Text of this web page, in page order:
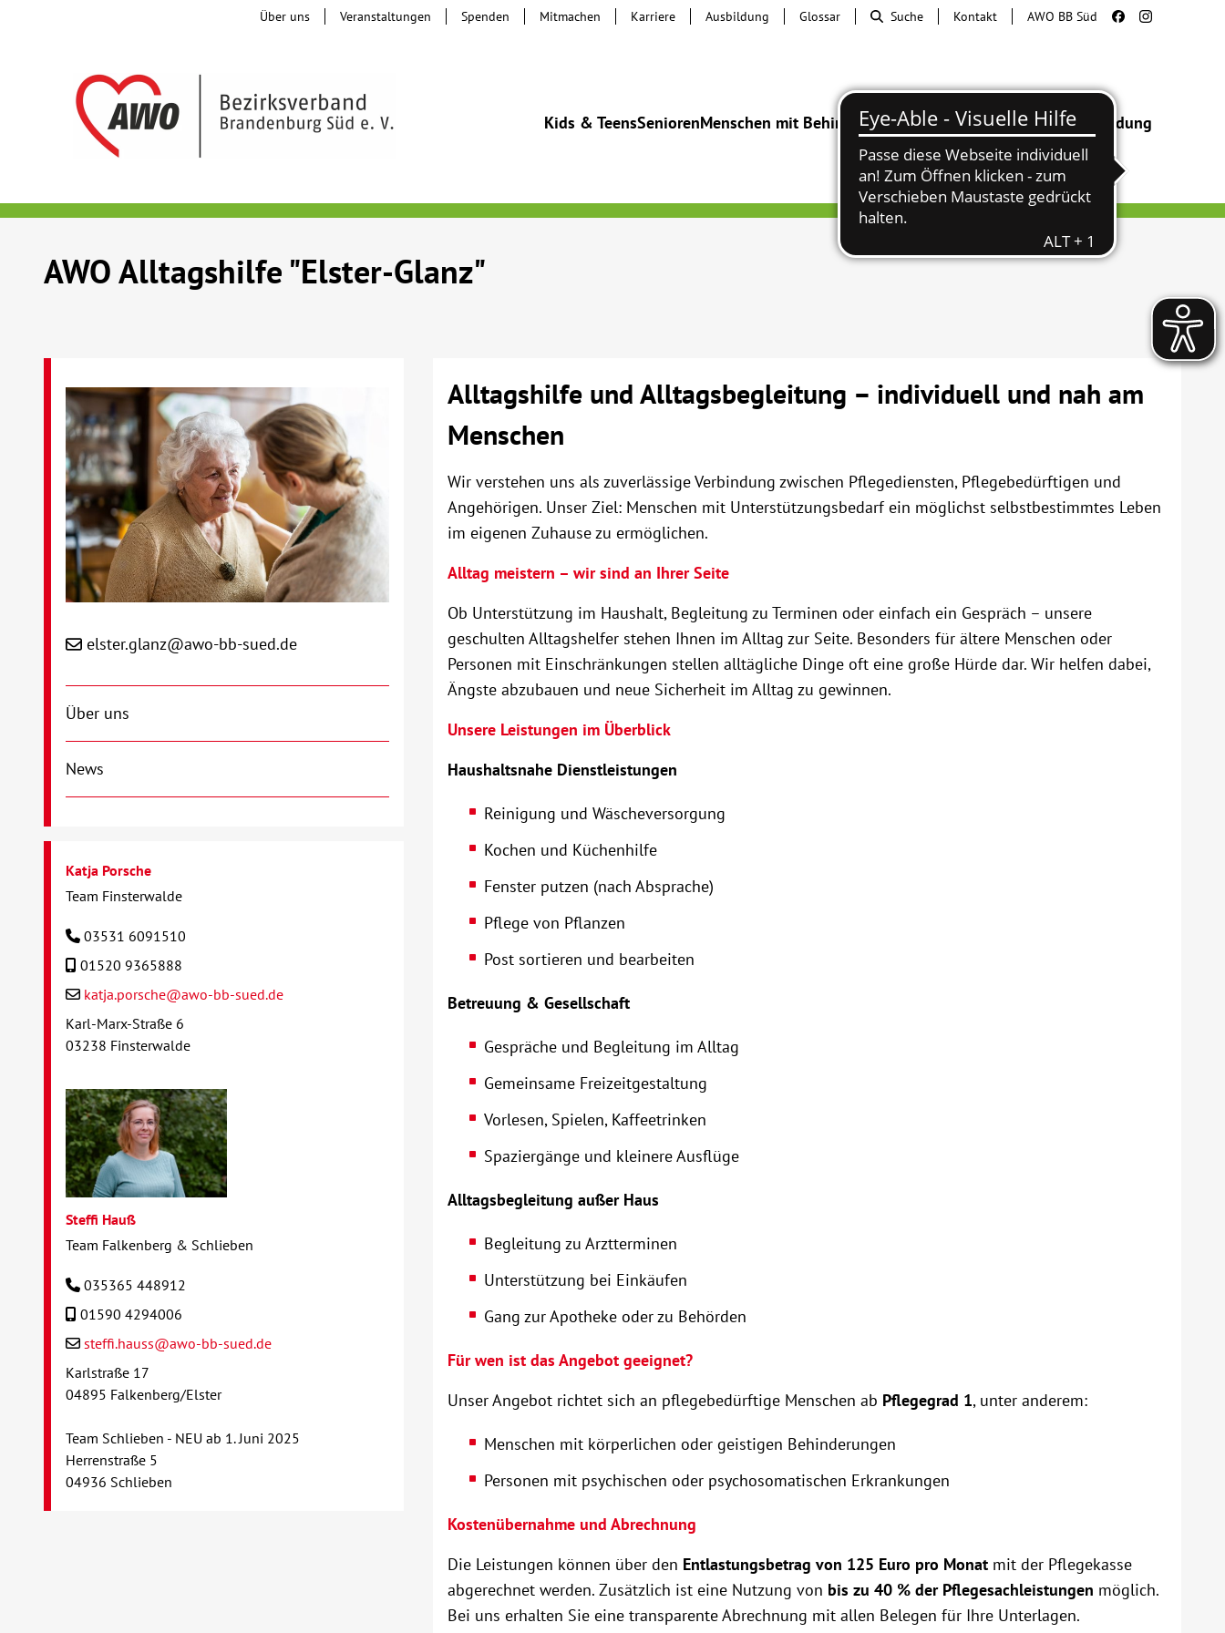
Kids & TeensSeniorenMenschen mit BehinderungBeratung & HilfeBegegnung Bildung
Über uns Veranstaltungen Spenden Mitmachen Karriere Ausbildung Glossar Suche Kontakt AWO BB Süd
AWO Alltagshilfe "Elster-Glanz"
Alltagshilfe und Alltagsbegleitung – individuell und nah am
Menschen
Wir verstehen uns als zuverlässige Verbindung zwischen Pflegediensten, Pflegebedürftigen und
Angehörigen. Unser Ziel: Menschen mit Unterstützungsbedarf ein möglichst selbstbestimmtes Leben
im eigenen Zuhause zu ermöglichen.
Alltag meistern – wir sind an Ihrer Seite
Ob Unterstützung im Haushalt, Begleitung zu Terminen oder einfach ein Gespräch – unsere
geschulten Alltagshelfer stehen Ihnen im Alltag zur Seite. Besonders für ältere Menschen oder
Personen mit Einschränkungen stellen alltägliche Dinge oft eine große Hürde dar. Wir helfen dabei,
Ängste abzubauen und neue Sicherheit im Alltag zu gewinnen.
Unsere Leistungen im Überblick
Haushaltsnahe Dienstleistungen
Reinigung und Wäscheversorgung
Kochen und Küchenhilfe
Fenster putzen (nach Absprache)
Pflege von Pflanzen
Post sortieren und bearbeiten
Betreuung & Gesellschaft
Gespräche und Begleitung im Alltag
Gemeinsame Freizeitgestaltung
Vorlesen, Spielen, Kaffeetrinken
Spaziergänge und kleinere Ausflüge
Alltagsbegleitung außer Haus
Begleitung zu Arztterminen
Unterstützung bei Einkäufen
Gang zur Apotheke oder zu Behörden
Für wen ist das Angebot geeignet?
Unser Angebot richtet sich an pflegebedürftige Menschen ab Pflegegrad 1, unter anderem:
Menschen mit körperlichen oder geistigen Behinderungen
Personen mit psychischen oder psychosomatischen Erkrankungen
Kostenübernahme und Abrechnung
Die Leistungen können über den Entlastungsbetrag von 125 Euro pro Monatmit der Pflegekasse
abgerechnet werden. Zusätzlich ist eine Nutzung von bis zu 40 % der Pflegesachleistungen möglich.
Bei uns erhalten Sie eine transparente Abrechnung mit allen Belegen für Ihre Unterlagen.
elster.glanz@awo-bb-sued.de
Über uns
News
Katja Porsche
Team Finsterwalde
03531 6091510
01520 9365888
katja.porsche@awo-bb-sued.de
Karl-Marx-Straße 6
03238 Finsterwalde
Steffi Hauß
Team Falkenberg & Schlieben
035365 448912
01590 4294006
steffi.hauss@awo-bb-sued.de
Karlstraße 17
04895 Falkenberg/Elster
Team Schlieben - NEU ab 1. Juni 2025
Herrenstraße 5
04936 Schlieben